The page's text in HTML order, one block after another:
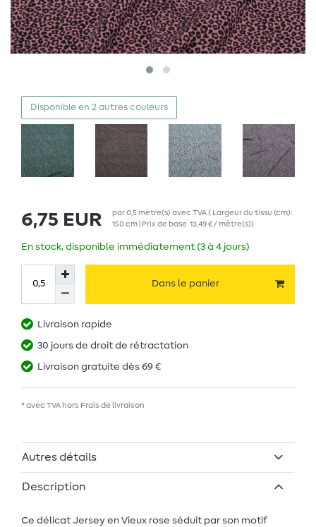
Disponible en 2 autres couleurs
6,75 EUR par0,5 mètre(s) avec TVA( Largeur du tissu (cm):
150 cm | Prix de base 13,49 € / mètre(s))
En stock, disponible immédiatement (3 à 4 jours)
Dans le panier
Livraison rapide
30 jours de droit de rétractation
Livraison gratuite dès 69 €
* avec TVA hors Frais de livraison
Autres détails
Description
Ce délicat Jersey en Vieux rose séduit par son motif